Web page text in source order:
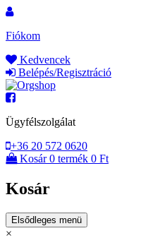
Ugrás
tartalomhoz
Fiókom
Kedvencek
Belépés/Regisztráció
Orgshop
Ügyfélszolgálat
+36 20 572 0620
Kosár 0 termék 0 Ft
Kosár
Elsődleges menü
×